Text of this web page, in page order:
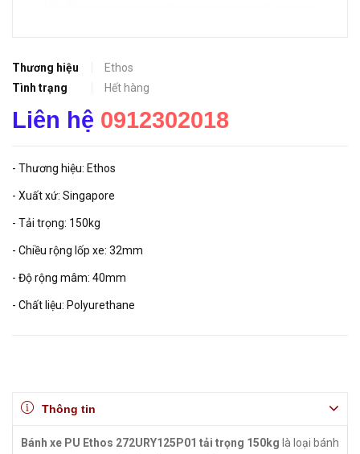
Thương hiệu
Ethos
Tình trạng
Hết hàng
Liên hệ 0912302018
- Thương hiệu: Ethos
- Xuất xứ: Singapore
- Tải trọng: 150kg
- Chiều rộng lốp xe: 32mm
- Độ rộng mâm: 40mm
- Chất liệu: Polyurethane
Thông tin
Bánh xe PU Ethos 272URY125P01 tải trọng 150kg là loại bánh